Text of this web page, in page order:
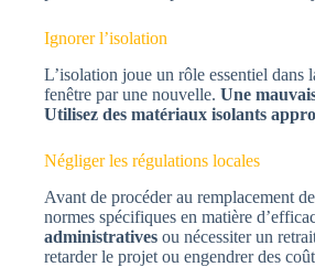
Ignorer l’isolation
L’isolation joue un rôle essentiel dans
fenêtre par une nouvelle. Une
Utilisez des matériaux isolants
Négliger les régulations locales
Avant de procéder au remplacement
normes spécifiques en matière
administratives ou nécessiter un
retarder le projet ou engendrer des